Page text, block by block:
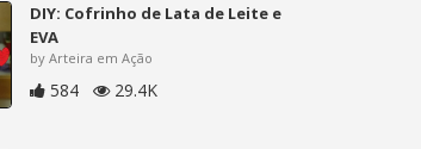
DIY: Cofrinho de Lata de Leite e
EVA
by Arteira em Ação
584 29.4K